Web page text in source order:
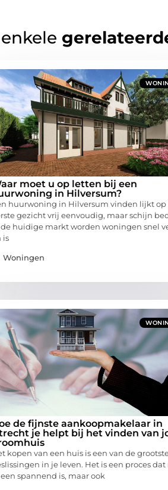
moet u op letten bij een
in Hilversum?
huurwoning in Hilversum vinden lijkt op
gezicht vrij eenvoudig, maar schijn
de huidige markt worden woningen snel
is
Woningen
de fijnste aankoopmakelaar in
je helpt bij het vinden van
kopen van een huis is een van de
in je leven. Het is een proces
spannend is, maar ook